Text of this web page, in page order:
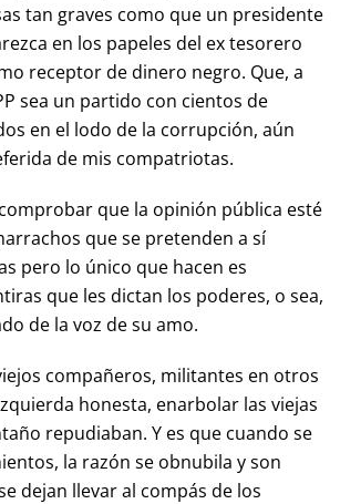
tan graves como que un presidente
en los papeles del ex tesorero
receptor de dinero negro. Que, a
sea un partido con cientos de
en el lodo de la corrupción, aún
de mis compatriotas.
que la opinión pública esté
que se pretenden a sí
pero lo único que hacen es
que les dictan los poderes, o sea,
de la voz de su amo.
compañeros, militantes en otros
honesta, enarbolar las viejas
repudiaban. Y es que cuando se
la razón se obnubila y son
dejan llevar al compás de los